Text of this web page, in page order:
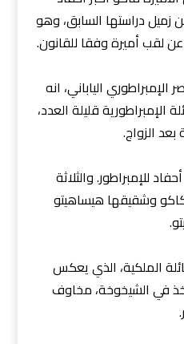
زميل دراستها السابق، وهو
عن لقب أميرة وفقا للقانون.
الياباني، انه
الإمبراطورية قليلة العدد،
الزواج.
للإمبراطور. والثلاثة
وشقيقها هيساهيتو
الملكية، الذي يعكس
في الشيخوخة، مخاوف